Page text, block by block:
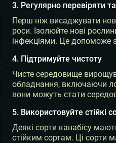
3. Регулярно перевіряти
Перш ніж висаджувати
роси. Ізолюйте нові
інфекціями. Це допоможе
4. Підтримуйте чистоту
Чисте середовище
обладнання, включаючи
вони можуть стати
5. Використовуйте стійкі
Деякі сорти канабісу
стійким сортам. Ці сорти